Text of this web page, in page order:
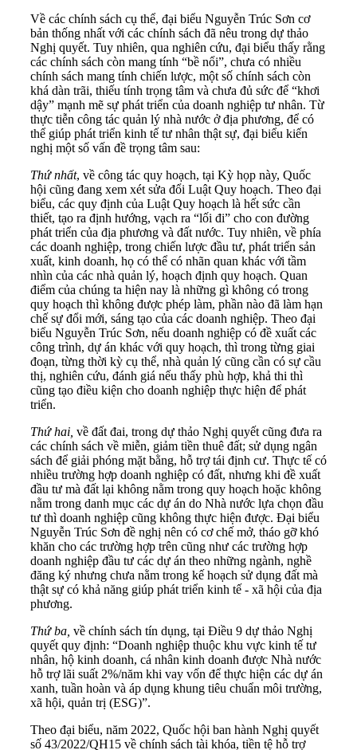
Về các chính sách cụ thể, đại biểu Nguyễn Trúc Sơn cơ
bản thống nhất với các chính sách đã nêu trong dự thảo
Nghị quyết. Tuy nhiên, qua nghiên cứu, đại biểu thấy rằng
các chính sách còn mang tính “bề nổi”, chưa có nhiều
chính sách mang tính chiến lược, một số chính sách còn
khá dàn trãi, thiếu tính trọng tâm và chưa đủ sức để “khơi
dậy” mạnh mẽ sự phát triển của doanh nghiệp tư nhân. Từ
thực tiễn công tác quản lý nhà nước ở địa phương, để có
thể giúp phát triển kinh tế tư nhân thật sự, đại biểu kiến
nghị một số vấn đề trọng tâm sau:
Thứ nhất, về công tác quy hoạch, tại Kỳ họp này, Quốc
hội cũng đang xem xét sửa đổi Luật Quy hoạch. Theo đại
biểu, các quy định của Luật Quy hoạch là hết sức cần
thiết, tạo ra định hướng, vạch ra “lối đi” cho con đường
phát triển của địa phương và đất nước. Tuy nhiên, về phía
các doanh nghiệp, trong chiến lược đầu tư, phát triển sản
xuất, kinh doanh, họ có thể có nhãn quan khác với tầm
nhìn của các nhà quản lý, hoạch định quy hoạch. Quan
điểm của chúng ta hiện nay là những gì không có trong
quy hoạch thì không được phép làm, phần nào đã làm hạn
chế sự đổi mới, sáng tạo của các doanh nghiệp. Theo đại
biểu Nguyễn Trúc Sơn, nếu doanh nghiệp có đề xuất các
công trình, dự án khác với quy hoạch, thì trong từng giai
đoạn, từng thời kỳ cụ thể, nhà quản lý cũng cần có sự cầu
thị, nghiên cứu, đánh giá nếu thấy phù hợp, khả thi thì
cũng tạo điều kiện cho doanh nghiệp thực hiện để phát
triển.
Thứ hai, về đất đai, trong dự thảo Nghị quyết cũng đưa ra
các chính sách về miễn, giảm tiền thuê đất; sử dụng ngân
sách để giải phóng mặt bằng, hỗ trợ tái định cư. Thực tế có
nhiều trường hợp doanh nghiệp có đất, nhưng khi đề xuất
đầu tư mà đất lại không nằm trong quy hoạch hoặc không
nằm trong danh mục các dự án do Nhà nước lựa chọn đầu
tư thì doanh nghiệp cũng không thực hiện được. Đại biểu
Nguyễn Trúc Sơn đề nghị nên có cơ chế mở, tháo gỡ khó
khăn cho các trường hợp trên cũng như các trường hợp
doanh nghiệp đầu tư các dự án theo những ngành, nghề
đăng ký nhưng chưa nằm trong kế hoạch sử dụng đất mà
thật sự có khả năng giúp phát triển kinh tế - xã hội của địa
phương.
Thứ ba, về chính sách tín dụng, tại Điều 9 dự thảo Nghị
quyết quy định: “Doanh nghiệp thuộc khu vực kinh tế tư
nhân, hộ kinh doanh, cá nhân kinh doanh được Nhà nước
hỗ trợ lãi suất 2%/năm khi vay vốn để thực hiện các dự án
xanh, tuần hoàn và áp dụng khung tiêu chuẩn môi trường,
xã hội, quản trị (ESG)”.
Theo đại biểu, năm 2022, Quốc hội ban hành Nghị quyết
số 43/2022/QH15 về chính sách tài khóa, tiền tệ hỗ trợ